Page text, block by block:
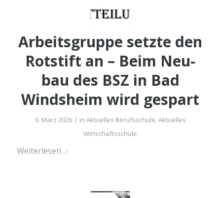
Arbeits­grup­pe setz­te den
Rot­stift an – Beim Neu­
bau des BSZ in Bad
Winds­heim wird gespart
6. März 2026 / in Aktuelles Berufsschule,Aktuelles
Wirtschaftsschule
Wei­ter­le­sen